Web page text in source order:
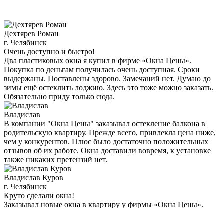
Дехтярев Роман
г. Челябинск
Очень доступно и быстро!
Два пластиковых окна я купил в фирме «Окна Цены».
Покупка по деньгам получилась очень доступная. Сроки
выдержаны. Поставлены здорово. Замечаний нет. Думаю до
зимы ещё остеклить лоджию. Здесь это тоже можно заказать.
Обязательно приду только сюда.
Владислав
В компании "Окна Цены" заказывал остекление балкона в
родительскую квартиру. Прежде всего, привлекла цена ниже,
чем у конкурентов. Плюс было достаточно положительных
отзывов об их работе. Окна доставили вовремя, к установке
также никаких претензий нет.
Владислав Куров
г. Челябинск
Круто сделали окна!
Заказывал новые окна в квартиру у фирмы «Окна Цены».